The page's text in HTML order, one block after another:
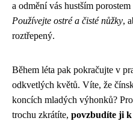
a odmění vás hustším
Používejte ostré a čisté nůžky,
roztřepený.
Během léta pak pokračujte v
odkvetlých květů. Víte, že
koncích mladých výhonků?
trochu zkrátíte, povzbudíte ji